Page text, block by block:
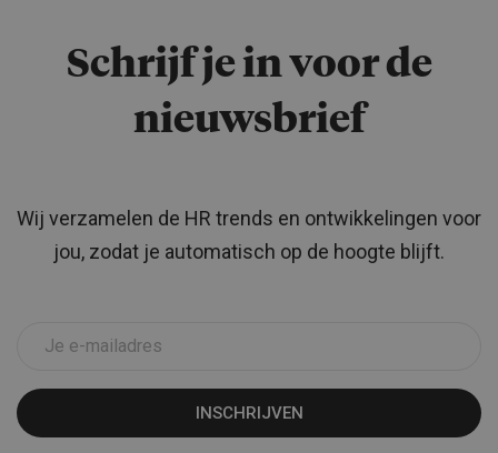
Schrijf je in voor de
nieuwsbrief
Wij verzamelen de HR trends en ontwikkelingen voor
jou, zodat je automatisch op de hoogte blijft.